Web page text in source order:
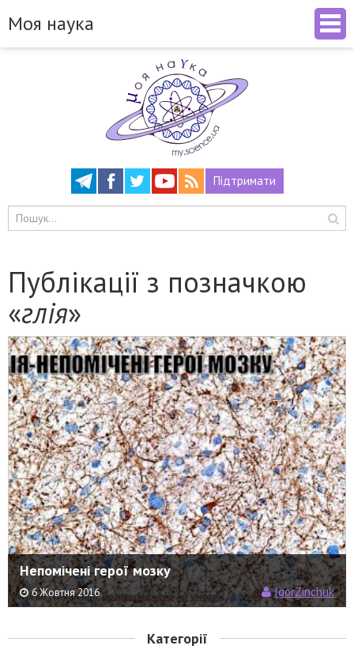
Підтримати
Моя наука
Публікації з позначкою
«глія»
Непомічені герої мозку
6 Жовтня 2016 IgorZinchuk
Категорії